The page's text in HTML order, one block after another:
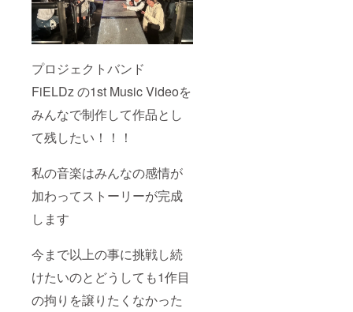
プロジェクトバンド
FiELDz の1st Music Videoを
みんなで制作して作品とし
て残したい！！！
私の音楽はみんなの感情が
加わってストーリーが完成
します
今まで以上の事に挑戦し続
けたいのと どうしても1作目
の拘りを譲りたくなかった